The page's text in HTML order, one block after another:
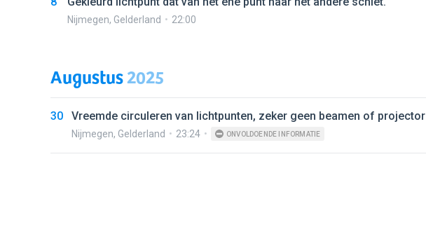
Nijmegen, Gelderland 22:00
Augustus2025
30 Vreemde circuleren van lichtpunten, zeker geen beamen of projector
Nijmegen, Gelderland 23:24 ONVOLDOENDE INFORMATIE